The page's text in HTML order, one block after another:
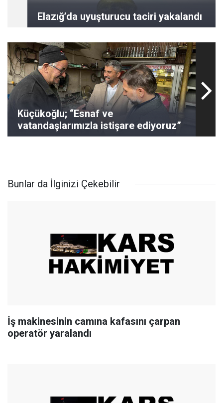
Elazığ’da uyuşturucu taciri yakalandı
Küçükoğlu; “Esnaf ve
vatandaşlarımızla istişare ediyoruz”
Bunlar da İlginizi Çekebilir
İş makinesinin camına kafasını çarpan
operatör yaralandı